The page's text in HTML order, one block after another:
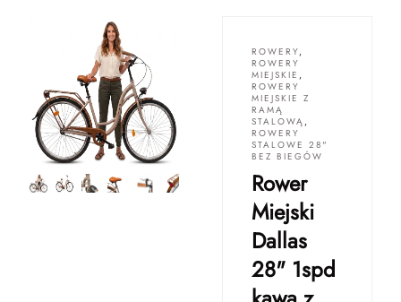
ROWERY,
ROWERY
MIEJSKIE ,
ROWERY
MIEJSKIE Z
RAMĄ
STALOWĄ ,
ROWERY
STALOWE 28"
BEZ BIEGÓW
Rower
Miejski
Dallas
28" 1spd